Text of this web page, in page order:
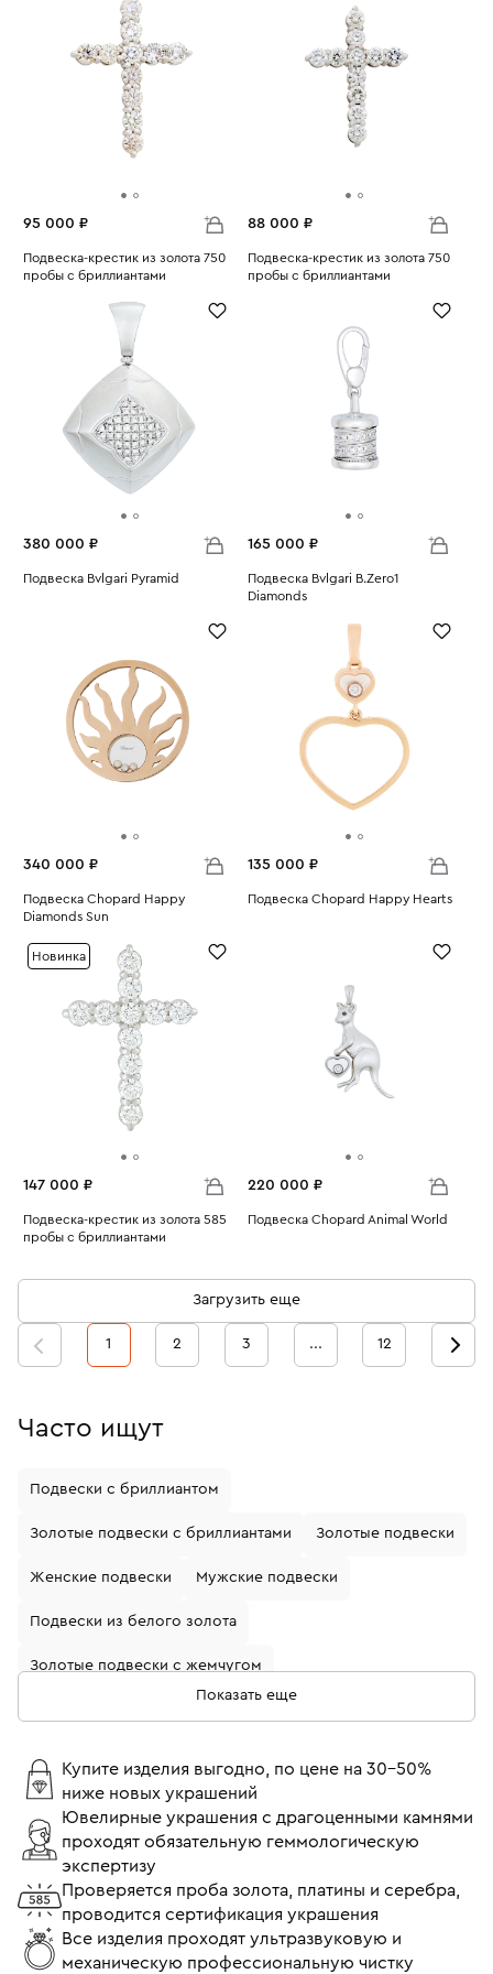
95 000 ₽
Подвеска-крестик из золота 750
пробы с бриллиантами
88 000 ₽
Подвеска-крестик из золота 750
пробы с бриллиантами
380 000 ₽
Подвеска Bvlgari Pyramid
165 000 ₽
Подвеска Bvlgari B.Zero1
Diamonds
340 000 ₽
Подвеска Chopard Happy
Diamonds Sun
135 000 ₽
Подвеска Chopard Happy Hearts
Новинка
147 000 ₽
Подвеска-крестик из золота 585
пробы с бриллиантами
220 000 ₽
Подвеска Chopard Animal World
Загрузить еще
1 2 3 ... 12
Часто ищут
Подвески с бриллиантом
Золотые подвески с бриллиантами Золотые подвески
Женские подвески Мужские подвески
Подвески из белого золота
Золотые подвески с жемчугом
Подвески из белого золота с бриллиантом
Золотые подвески с изумрудом
Подвески из белого золота с сапфиром
Подвески 750 пробы
Показать еще
Купите изделия выгодно, по цене на 30-50%
ниже новых украшений
Ювелирные украшения с драгоценными камнями
проходят обязательную геммологическую
экспертизу
Проверяется проба золота, платины и серебра,
проводится сертификация украшения
Все изделия проходят ультразвуковую и
механическую профессиональную чистку